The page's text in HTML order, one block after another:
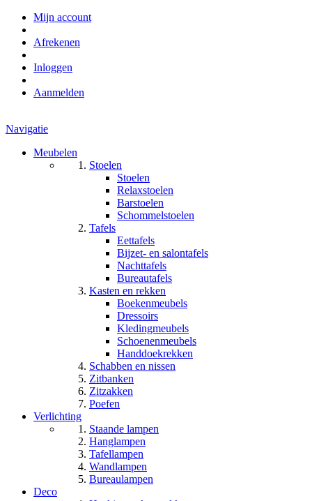
Mijn account
Afrekenen
Inloggen
Aanmelden
Navigatie
Meubelen
Stoelen
Stoelen
Relaxstoelen
Barstoelen
Schommelstoelen
Tafels
Eettafels
Bijzet- en salontafels
Nachttafels
Bureautafels
Kasten en rekken
Boekenmeubels
Dressoirs
Kledingmeubels
Schoenenmeubels
Handdoekrekken
Schabben en nissen
Zitbanken
Zitzakken
Poefen
Verlichting
Staande lampen
Hanglampen
Tafellampen
Wandlampen
Bureaulampen
Deco